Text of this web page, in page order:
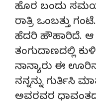
ಹೊರ ಬಂದು
ರಾತ್ರಿ ಒಂಬತ್ತು
ಹೆದರಿ ಹೌಹಾರಿದೆ.
ತಂಗುದಾಣದಲ್ಲಿ
ನಾನ್ಯಾರು ಈ
ನನ್ನನ್ನು ಗುರ್ತಿಸಿ
ಅವರವರ